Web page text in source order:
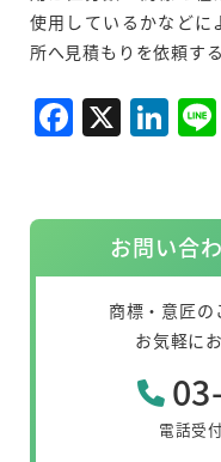
使用しているかなどに
所へ見積もりを依頼す
F
e
b
X Li
e
dI
n
お問い合
商標・意匠の
お気軽に
電話受